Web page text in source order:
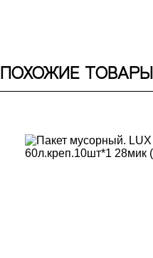
ПОХОЖИЕ ТОВАРЫ